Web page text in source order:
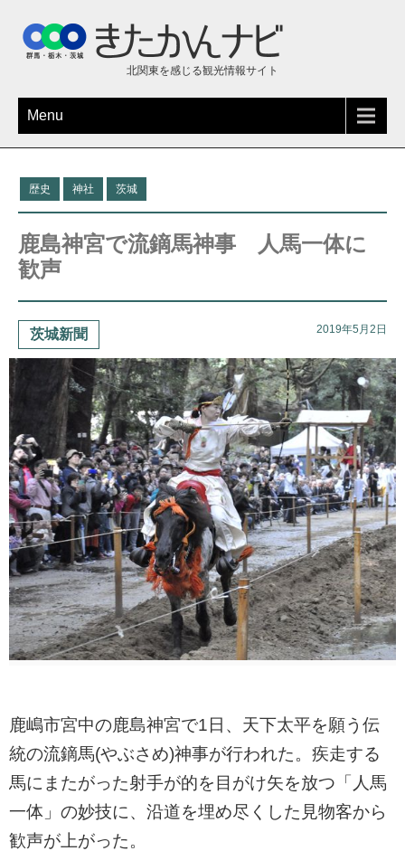
北関東を感じる観光情報サイト
Menu
歴史 神社 茨城
鹿島神宮で流鏑馬神事 人馬一体に
歓声
茨城新聞 2019年5月2日
鹿嶋市宮中の鹿島神宮で1日、天下太平を願う伝
統の流鏑馬(やぶさめ)神事が行われた。疾走する
馬にまたがった射手が的を目がけ矢を放つ「人馬
一体」の妙技に、沿道を埋め尽くした見物客から
歓声が上がった。